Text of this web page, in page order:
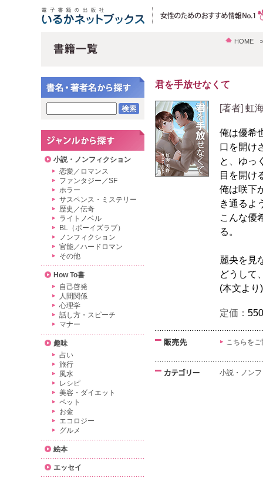
HOME
君を手放せなくて
[著者] 虹
俺は優希
口を開け
と、ゆっ
目を開け
俺は咲下
き通るよ
こんな優
る。
麗央を見
どうして
(本文より)
定価：
こちらを
小説・ノン
小説・ノンフィクション
恋愛／ロマンス
ファンタジー／SF
ホラー
サスペンス・ミステリー
歴史／伝奇
ライトノベル
BL（ボーイズラブ）
ノンフィクション
官能／ハードロマン
その他
How To書
自己啓発
人間関係
心理学
話し方・スピーチ
マナー
趣味
占い
旅行
風水
レシピ
美容・ダイエット
ペット
お金
エコロジー
グルメ
絵本
エッセイ